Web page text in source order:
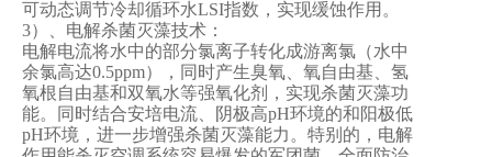
可动态调节冷却循环水LSI指数，实现缓蚀作用。
3）、电解杀菌灭藻技术：
电解电流将水中的部分氯离子转化成游离氯（水中
余氯高达0.5ppm），同时产生臭氧、氧自由基、氢
氧根自由基和双氧水等强氧化剂，实现杀菌灭藻功
能。同时结合安培电流、阴极高pH环境的和阳极低
pH环境，进一步增强杀菌灭藻能力。特别的，电解